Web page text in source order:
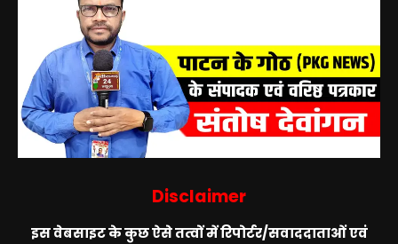
Disclaimer
इस वेबसाइट के कुछ ऐसे तत्वों में रिपोर्टर/सवाददाताओं एवं